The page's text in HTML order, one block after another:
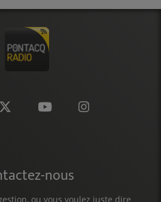
nous
ou vous voulez juste dire